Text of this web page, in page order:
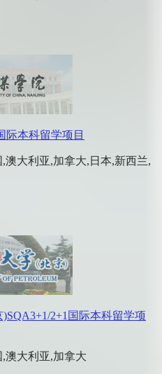
际本科留学项目
澳大利亚,加拿大,日本,新西兰,
2+1国际本科留学项
澳大利亚,加拿大